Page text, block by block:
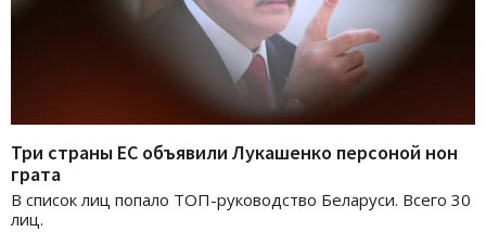
Три страны ЕС объявили Лукашенко персоной нон
грата
В список лиц попало ТОП-руководство Беларуси. Всего 30
лиц.